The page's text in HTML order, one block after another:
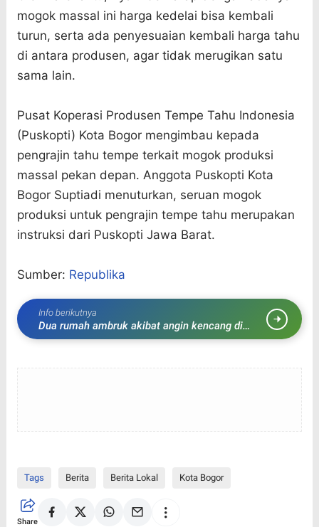
mogok massal ini harga kedelai bisa kembali
turun, serta ada penyesuaian kembali harga tahu
di antara produsen, agar tidak merugikan satu
sama lain.
Pusat Koperasi Produsen Tempe Tahu Indonesia
(Puskopti) Kota Bogor mengimbau kepada
pengrajin tahu tempe terkait mogok produksi
massal pekan depan. Anggota Puskopti Kota
Bogor Suptiadi menuturkan, seruan mogok
produksi untuk pengrajin tempe tahu merupakan
instruksi dari Puskopti Jawa Barat.
Sumber: Republika
Info berikutnya
Dua rumah ambruk akibat angin kencang di
Kota Bogor
Tags Berita Berita Lokal Kota Bogor
Share